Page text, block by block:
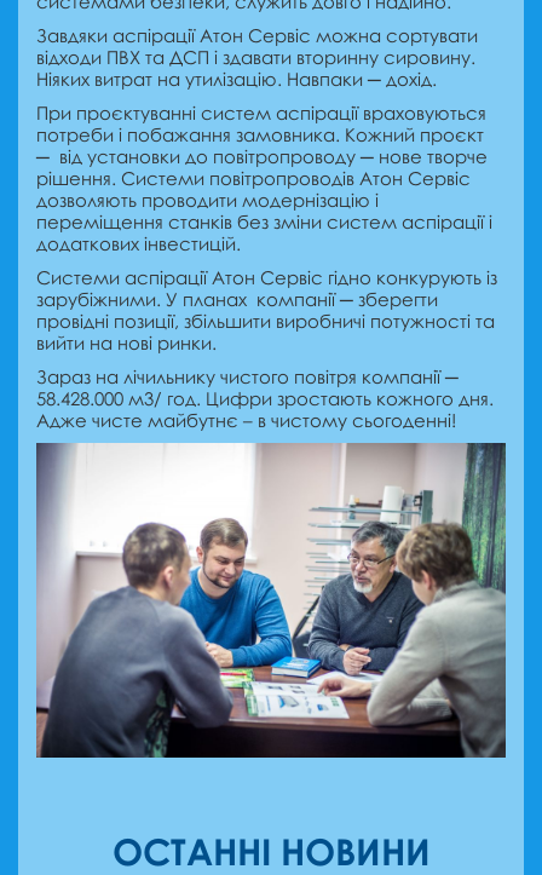
Завдяки аспірації Атон Сервіс можна сортувати
відходи ПВХ та ДСП і здавати вторинну сировину.
Ніяких витрат на утилізацію. Навпаки ─ дохід.
При проєктуванні систем аспірації враховуються
потреби і побажання замовника. Кожний проєкт
─ від установки до повітропроводу ─ нове творче
рішення. Системи повітропроводів Атон Сервіс
дозволяють проводити модернізацію і
переміщення станків без зміни систем аспірації і
додаткових інвестицій.
Системи аспірації Атон Сервіс гідно конкурують із
зарубіжними. У планах компанії ─ зберегти
провідні позиції, збільшити виробничі потужності та
вийти на нові ринки.
Зараз на лічильнику чистого повітря компанії ─
58.428.000 м3/ год. Цифри зростають кожного дня.
Адже чисте майбутнє – в чистому сьогоденні!
ОСТАННІ НОВИНИ